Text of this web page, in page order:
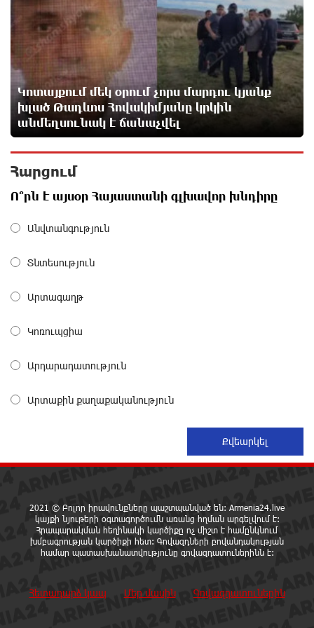
ՀՀ պաշտպանության նախկին նախարար,
«Համահայկական ճակատ» շարժման առաջնորդ,
հետախույզ, գեներալ-մայոր Արշակ Կարապետյան
4 ժամ առաջ
Ինչո՞ւ է Հայաստանի գյուղատնտեսությունը
Քարը քարին չեն թողնի. «Փաստ»
6 ժամ առաջ
«Եթե չկա տնտեսական ինքնիշխանություն, ապա
գործազրկության և աղքատության աճը». «Փաստ»
աճի կայունության մարտահրավերների
Քաղաքական սուր կոնտրաստն ու դիսբալանսը.
6 ժամ առաջ
Ընտրություններն ավարտվեցին,
իշխանություններին էլ ոչինչ չի հետաքրքրու՞մ.
«Փաստ»
6 ժամ առաջ
Նոր պարտքեր են ներգրավում ճեղքերը փակելու
Կոտայքում մեկ օրում չորս մարդու կյանք
խլած Թադևոս Հովակիմյանը կրկին
անմեղսունակ է ճանաչվել
Հարցում
Ո՞րն է այսօր Հայաստանի գլխավոր խնդիրը
Անվտանգություն
Տնտեսություն
Արտագաղթ
Կոռուպցիա
Արդարադատություն
Արտաքին քաղաքականություն
2021 © Բոլոր իրավունքները պաշտպանված են: Armenia24.live
կայքի նյութերի օգտագործումն առանց հղման արգելվում է:
Հրապարակման հեղինակի կարծիքը ոչ միշտ է համընկնում
խմբագրության կարծիքի հետ: Գովազդների բովանդակության
համար պատասխանատվությունը գովազդատուներինն է:
Հետադարձ կապ Մեր մասին Գովազդատուներին